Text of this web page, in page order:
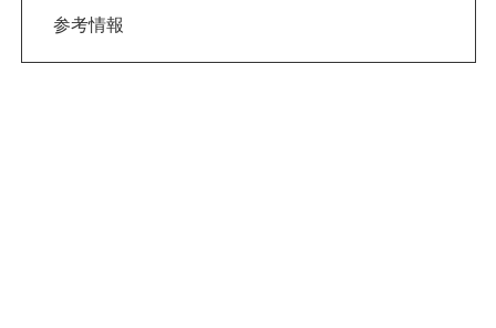
参考情報